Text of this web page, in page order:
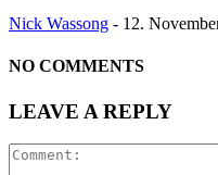
Nick Wassong - 12.
NO COMMENTS
LEAVE A REPLY